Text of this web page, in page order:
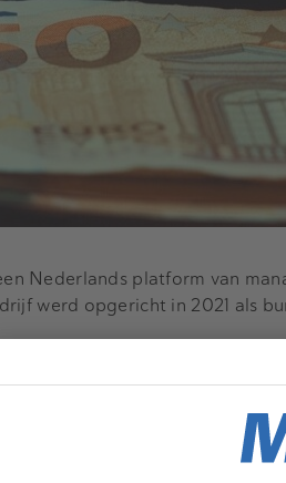
Nederlands platform van
werd opgericht in 2021 als
NLI Capitalde
heeft voig jaar haar
eerste
Het oorspronkelijke doel